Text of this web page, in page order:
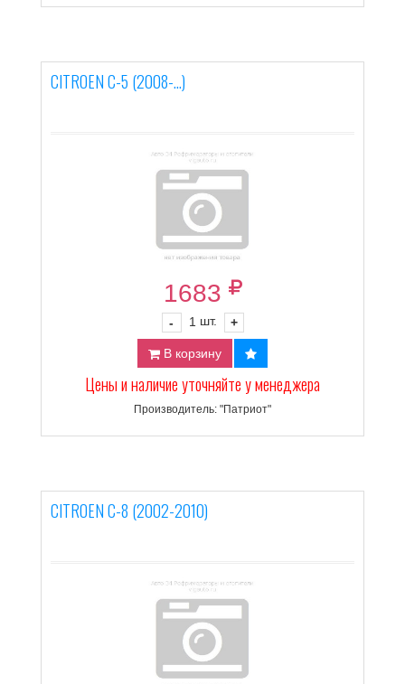
CITROEN C-5 (2008-...)
1683
- 1 шт. +
В корзину
Цены и наличие уточняйте у менеджера
Производитель: "Патриот"
CITROEN C-8 (2002-2010)